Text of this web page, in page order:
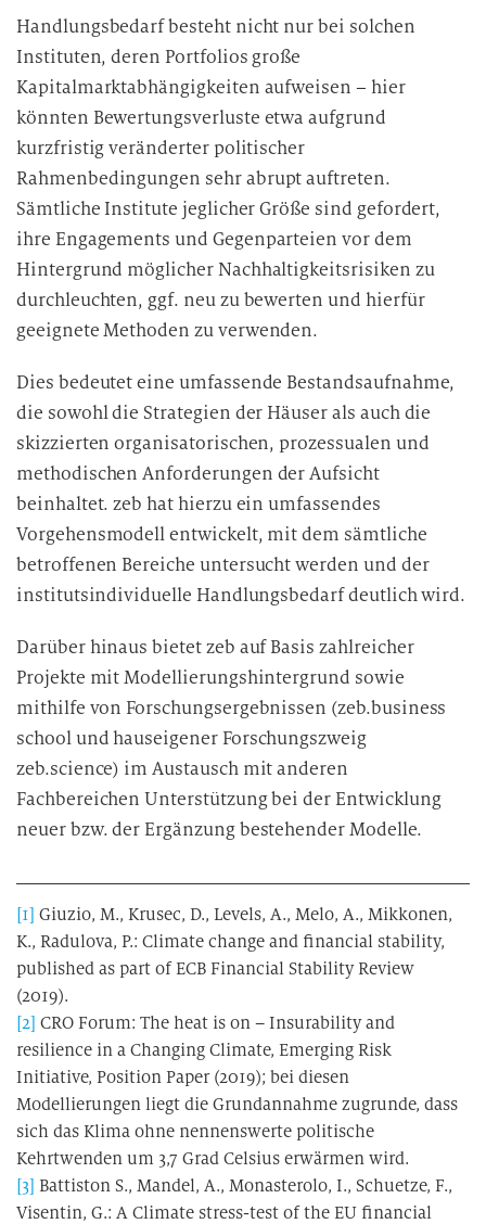
Handlungsbedarf besteht nicht nur bei solchen
Instituten, deren Portfolios große
Kapitalmarktabhängigkeiten aufweisen – hier
könnten Bewertungsverluste etwa aufgrund
kurzfristig veränderter politischer
Rahmenbedingungen sehr abrupt auftreten.
Sämtliche Institute jeglicher Größe sind gefordert,
ihre Engagements und Gegenparteien vor dem
Hintergrund möglicher Nachhaltigkeitsrisiken zu
durchleuchten, ggf. neu zu bewerten und hierfür
geeignete Methoden zu verwenden.
Dies bedeutet eine umfassende Bestandsaufnahme,
die sowohl die Strategien der Häuser als auch die
skizzierten organisatorischen, prozessualen und
methodischen Anforderungen der Aufsicht
beinhaltet. zeb hat hierzu ein umfassendes
Vorgehensmodell entwickelt, mit dem sämtliche
betroffenen Bereiche untersucht werden und der
institutsindividuelle Handlungsbedarf deutlich wird.
Darüber hinaus bietet zeb auf Basis zahlreicher
Projekte mit Modellierungshintergrund sowie
mithilfe von Forschungsergebnissen (zeb.business
school und hauseigener Forschungszweig
zeb.science) im Austausch mit anderen
Fachbereichen Unterstützung bei der Entwicklung
neuer bzw. der Ergänzung bestehender Modelle.
[1] Giuzio, M., Krusec, D., Levels, A., Melo, A., Mikkonen,
K., Radulova, P.: Climate change and financial stability,
published as part of ECB Financial Stability Review
(2019).
[2] CRO Forum: The heat is on – Insurability and
resilience in a Changing Climate, Emerging Risk
Initiative, Position Paper (2019); bei diesen
Modellierungen liegt die Grundannahme zugrunde, dass
sich das Klima ohne nennenswerte politische
Kehrtwenden um 3,7 Grad Celsius erwärmen wird.
[3] Battiston S., Mandel, A., Monasterolo, I., Schuetze, F.,
Visentin, G.: A Climate stress-test of the EU financial